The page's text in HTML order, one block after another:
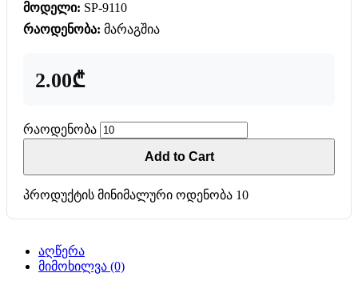
მოდელი: SP-9110
რაოდენობა: მარაგშია
2.00₾
რაოდენობა
Add to Cart
პროდუქტის მინიმალური ოდენობა 10
აღწერა
მიმოხილვა (0)